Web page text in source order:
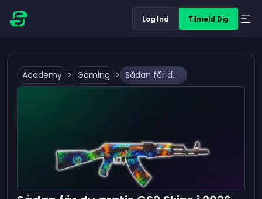
Log Ind Tilmeld Dig
Academy > Gaming > Sådan får du gratis CS2 Skins i 2026